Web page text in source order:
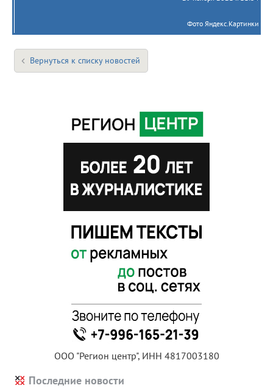
Фото Яндекс.Картинки
Вернуться к списку новостей
ООО "Регион центр", ИНН 4817003180
Последние новости